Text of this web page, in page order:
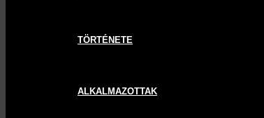
TÖRTÉNETE
ALKALMAZOTTAK